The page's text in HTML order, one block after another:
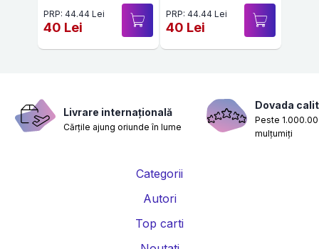
PRP: 44.44 Lei
40 Lei
PRP: 44.44 Lei
40 Lei
Livrare internațională
Cărțile ajung oriunde în lume
Dovada
Peste
mulțumiți
Categorii
Autori
Top carti